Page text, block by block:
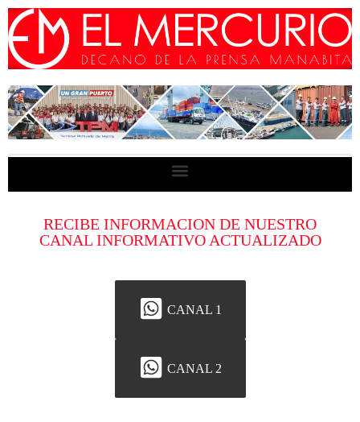
RECIBE INFORMACION DE NUESTRO
CANAL INFORMATIVO ACTUALIZADO
CANAL 1
CANAL 2